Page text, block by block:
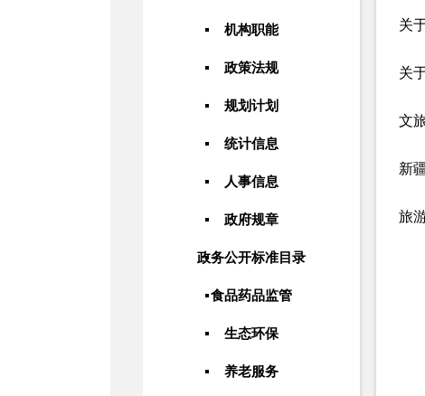
机构职能
政策法规
规划计划
统计信息
人事信息
政府规章
政务公开标准目录
食品药品监管
生态环保
养老服务
文
新
旅